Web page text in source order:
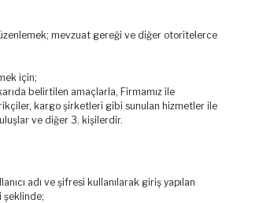
mevzuat gereği ve diğer otoritelerce
için;
belirtilen amaçlarla, Firmamız ile
kargo şirketleri gibi sunulan hizmetler ile
ve diğer 3. kişilerdir.
adı ve şifresi kullanılarak giriş yapılan
şeklinde;